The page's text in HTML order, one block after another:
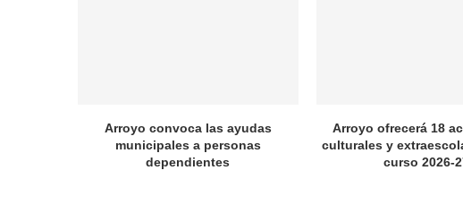
Arroyo convoca las ayudas
municipales a personas
dependientes
Arroyo ofrecerá 18
culturales y
curso 2026-